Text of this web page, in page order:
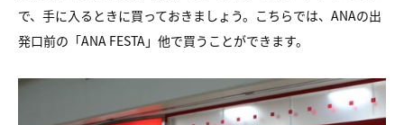
で、手に入るときに買っておきましょう。こちらでは、ANAの出
発口前の「ANA FESTA」他で買うことができます。